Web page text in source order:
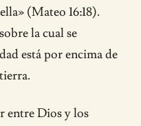
(Mateo 16:18).
la cual se
está por encima de
entre Dios y los